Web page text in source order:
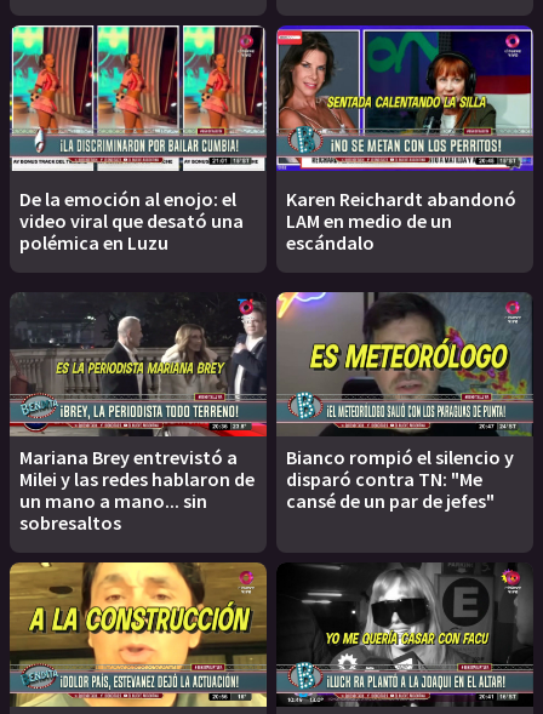
De la emoción al enojo: el
video viral que desató una
polémica en Luzu
Karen Reichardt abandonó
LAM en medio de un
escándalo
Mariana Brey entrevistó a
Milei y las redes hablaron de
un mano a mano... sin
sobresaltos
Bianco rompió el silencio y
disparó contra TN: "Me
cansé de un par de jefes"